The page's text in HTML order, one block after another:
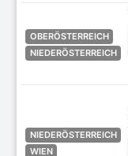
OBERÖSTERREICH
NIEDERÖSTERREICH
NIEDERÖSTERREICH
WIEN